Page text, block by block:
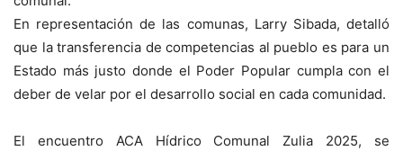
En representación de las comunas, Larry Sibada, detalló
que la transferencia de competencias al pueblo es para un
Estado más justo donde el Poder Popular cumpla con el
deber de velar por el desarrollo social en cada comunidad.
El encuentro ACA Hídrico Comunal Zulia 2025, se